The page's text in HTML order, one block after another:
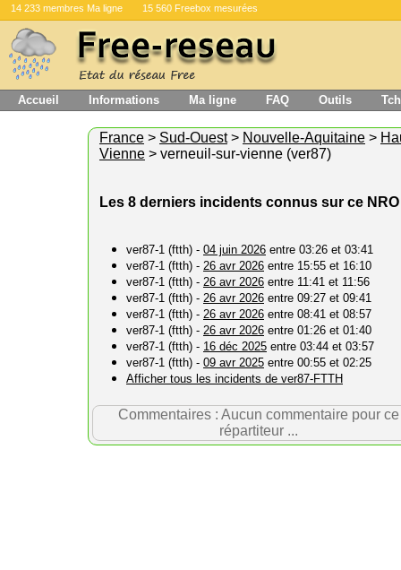
14 233 membres Ma ligne 15 560 Freebox mesurées
Accueil Informations Ma ligne FAQ Outils
France > Sud-Ouest> Nouvelle-Aquitaine >
Vienne > verneuil-sur-vienne (ver87)
Les 8 derniers incidents connus sur ce NRO
ver87-1 (ftth) - 04 juin 2026 entre 03:26 et 03:41
ver87-1 (ftth) - 26 avr 2026 entre 15:55 et 16:10
ver87-1 (ftth) - 26 avr 2026 entre 11:41 et 11:56
ver87-1 (ftth) - 26 avr 2026 entre 09:27 et 09:41
ver87-1 (ftth) - 26 avr 2026 entre 08:41 et 08:57
ver87-1 (ftth) - 26 avr 2026 entre 01:26 et 01:40
ver87-1 (ftth) - 16 déc 2025 entre 03:44 et 03:57
ver87-1 (ftth) - 09 avr 2025 entre 00:55 et 02:25
Afficher tous les incidents de ver87-FTTH
Commentaires : Aucun commentaire pour ce
répartiteur ...